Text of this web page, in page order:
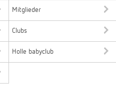
Mitglieder
Clubs
Holle babyclub